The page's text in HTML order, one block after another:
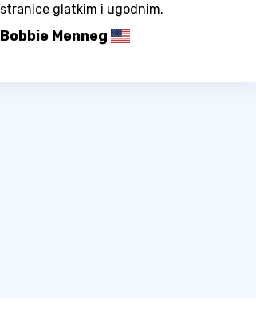
stranice glatkim i ugodnim.
Bobbie Menneg